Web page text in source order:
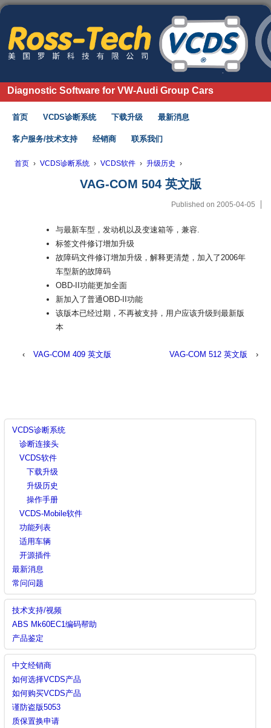
Diagnostic Software for VW-Audi Group Cars
首页 VCDS诊断系统 下载升级 最新消息
客户服务/技术支持 经销商 联系我们
首页 › VCDS诊断系统 › VCDS软件 › 升级历史 ›
VAG-COM 504 英文版
Published on 2005-04-05
与最新车型，发动机以及变速箱等，兼容.
标签文件修订增加升级
故障码文件修订增加升级，解释更清楚，加入了2006年
车型新的故障码
OBD-II功能更加全面
新加入了普通OBD-II功能
该版本已经过期，不再被支持，用户应该升级到最新版
本
‹ VAG-COM 409 英文版 VAG-COM 512 英文版 ›
VCDS诊断系统
诊断连接头
VCDS软件
下载升级
升级历史
操作手册
VCDS-Mobile软件
功能列表
适用车辆
开源插件
最新消息
常问问题
技术支持/视频
ABS Mk60EC1编码帮助
产品鉴定
中文经销商
如何选择VCDS产品
如何购买VCDS产品
谨防盗版5053
质保置换申请